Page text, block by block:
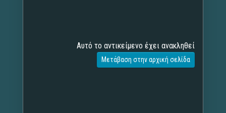
Αυτό το αντικείμενο έχει ανακληθεί
Μετάβαση στην αρχική σελίδα